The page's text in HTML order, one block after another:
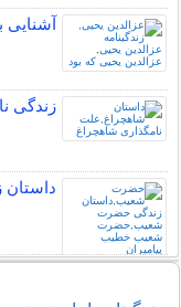
آشنایی
زندگی